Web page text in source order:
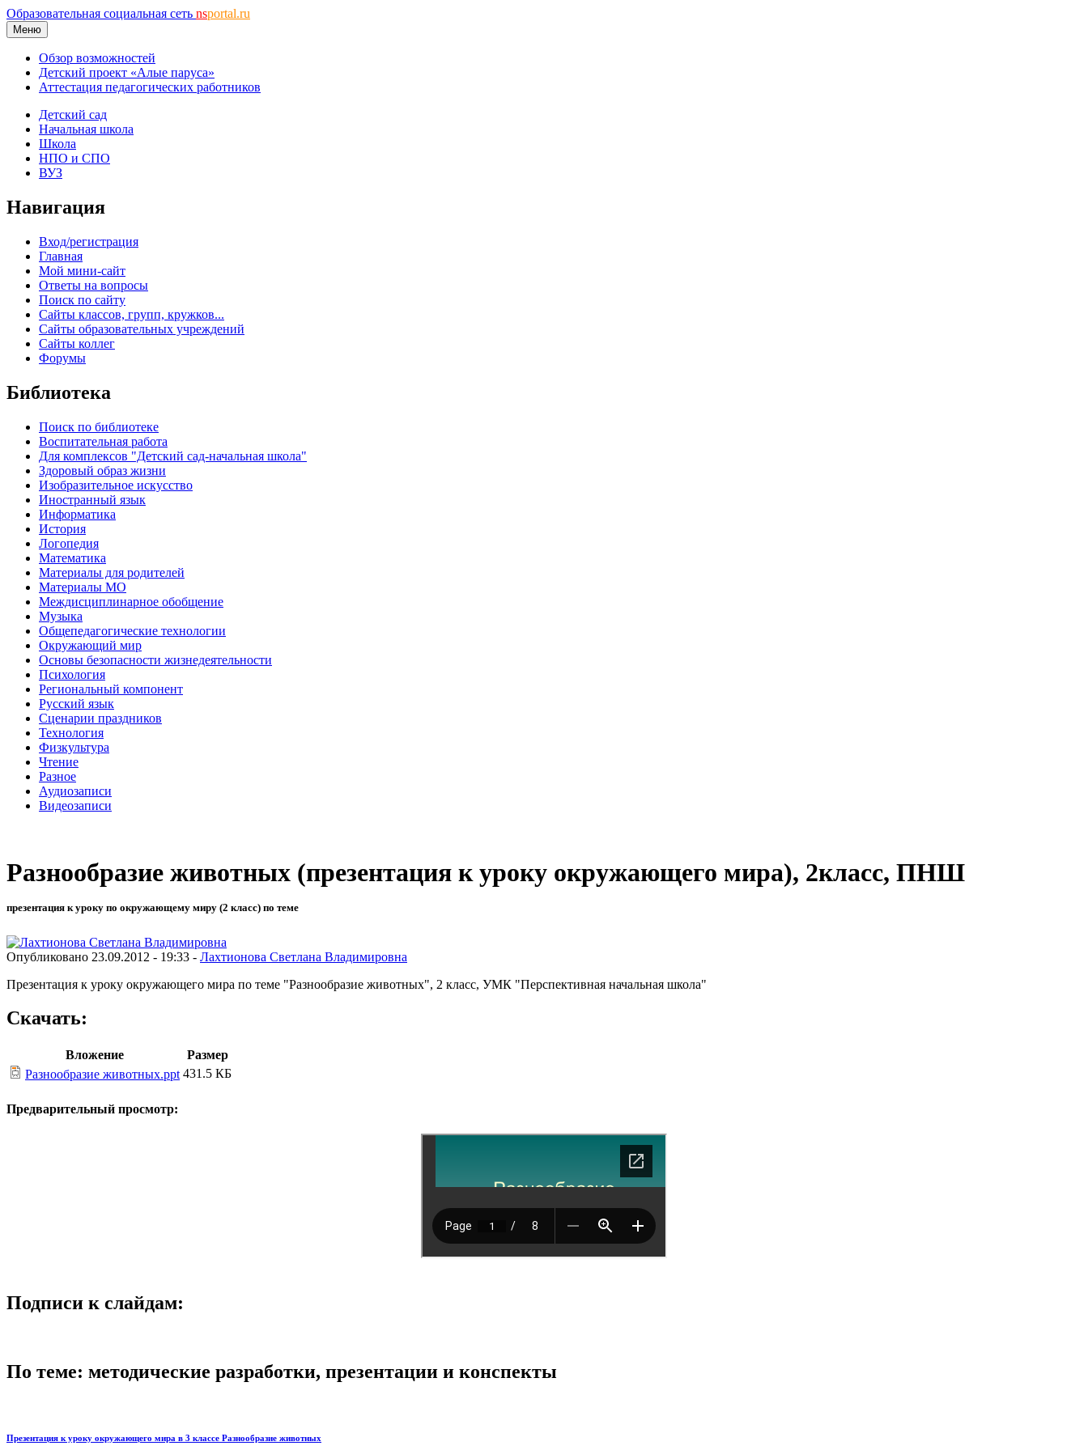
Образовательная социальная сеть nsportal.ru
Меню
Обзор возможностей
Детский проект «Алые паруса»
Аттестация педагогических работников
Детский сад
Начальная школа
Школа
НПО и СПО
ВУЗ
Навигация
Вход/регистрация
Главная
Мой мини-сайт
Ответы на вопросы
Поиск по сайту
Сайты классов, групп, кружков...
Сайты образовательных учреждений
Сайты коллег
Форумы
Библиотека
Поиск по библиотеке
Воспитательная работа
Для комплексов "Детский сад-начальная школа"
Здоровый образ жизни
Изобразительное искусство
Иностранный язык
Информатика
История
Логопедия
Математика
Материалы для родителей
Материалы МО
Междисциплинарное обобщение
Музыка
Общепедагогические технологии
Окружающий мир
Основы безопасности жизнедеятельности
Психология
Региональный компонент
Русский язык
Сценарии праздников
Технология
Физкультура
Чтение
Разное
Аудиозаписи
Видеозаписи
Разнообразие животных (презентация к уроку окружающего мира), 2класс, ПНШ
презентация к уроку по окружающему миру (2 класс) по теме
Опубликовано 23.09.2012 - 19:33 - Лахтионова Светлана Владимировна
Презентация к уроку окружающего мира по теме "Разнообразие животных", 2 класс, УМК "Перспективная начальная школа"
Скачать:
Вложение
Размер
Разнообразие животных.ppt 431.5 КБ
Предварительный просмотр:
Подписи к слайдам:
По теме: методические разработки, презентации и конспекты
Презентация к уроку окружающего мира в 3 классе Разнообразие животных